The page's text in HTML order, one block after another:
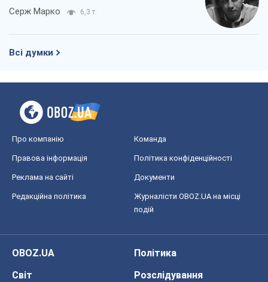
Серж Марко 6,3 т.
Всі думки
Про компанію Команда
Правова інформація Політика конфіденційності
Реклама на сайті Документи
Редакційна політика
Журналісти OBOZ.UA на місці
подій
OBOZ.UA
Політика
Світ
Розслідування